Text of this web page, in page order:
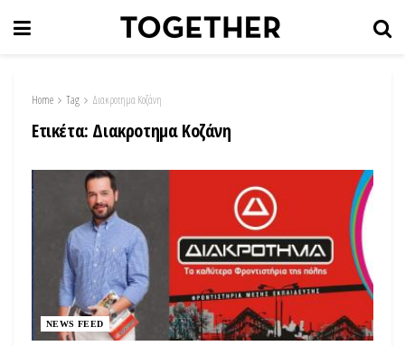
Home Tag Διακροτημα Κοζάνη
Ετικέτα: Διακροτημα Κοζάνη
NEWS FEED